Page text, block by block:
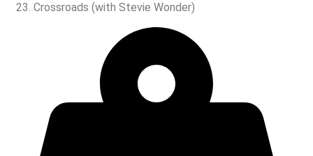
Crossroads (with Stevie Wonder)